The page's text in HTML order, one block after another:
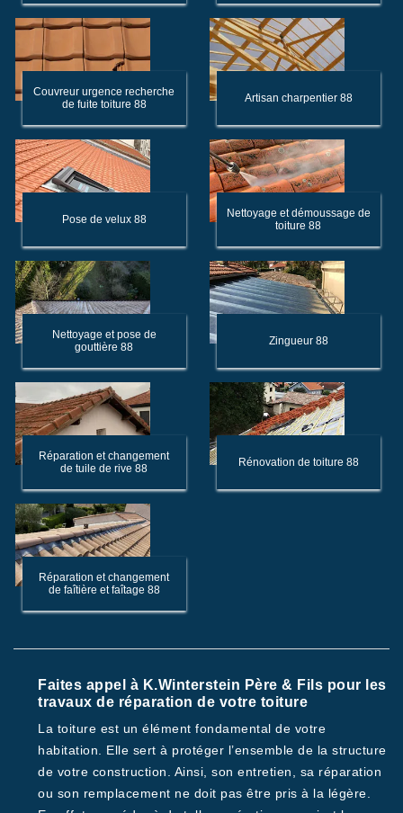
Couvreur urgence recherche
de fuite toiture 88
Artisan charpentier 88
Pose de velux 88
Nettoyage et démoussage de
toiture 88
Nettoyage et pose de
gouttière 88
Zingueur 88
Réparation et changement
de tuile de rive 88
Rénovation de toiture 88
Réparation et changement
de faîtière et faîtage 88
Faites appel à K.Winterstein Père & Fils pour les
travaux de réparation de votre toiture
La toiture est un élément fondamental de votre
habitation. Elle sert à protéger l’ensemble de la structure
de votre construction. Ainsi, son entretien, sa réparation
ou son remplacement ne doit pas être pris à la légère.